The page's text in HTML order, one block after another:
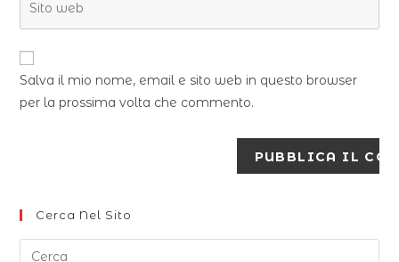
Salva il mio nome, email e sito web in questo browser
per la prossima volta che commento.
Cerca Nel Sito